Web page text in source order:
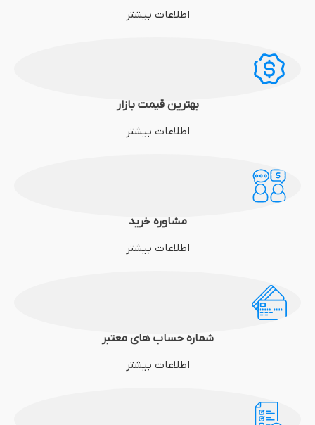
اطلاعات بیشتر
بهترین قیمت بازار
اطلاعات بیشتر
مشاوره خرید
اطلاعات بیشتر
شماره حساب های معتبر
اطلاعات بیشتر